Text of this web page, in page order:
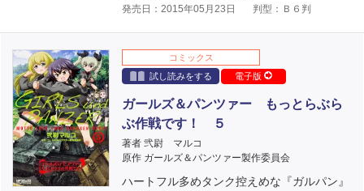
発売日：2015年05月23日
判型：Ｂ６判
コミックス
試し読みをする
電子版
ガールズ＆パンツァー もっとらぶら
ぶ作戦です！ ５
著者 弐尉 マルコ
原作 ガールズ＆パンツァー製作委員会
ハートフル多めタンク控えめな『ガルパン』